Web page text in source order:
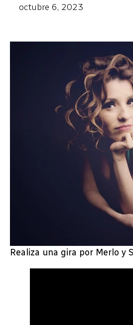
octubre 6, 2023
Realiza una gira por Merlo y